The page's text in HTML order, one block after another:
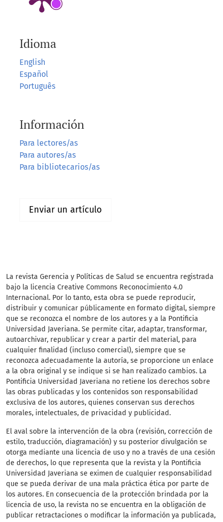
Idioma
English
Español
Português
Información
Para lectores/as
Para autores/as
Para bibliotecarios/as
Enviar un artículo
La revista Gerencia y Políticas de Salud se encuentra registrada
bajo la licencia Creative Commons Reconocimiento 4.0
Internacional. Por lo tanto, esta obra se puede reproducir,
distribuir y comunicar públicamente en formato digital, siempre
que se reconozca el nombre de los autores y a la Pontificia
Universidad Javeriana. Se permite citar, adaptar, transformar,
autoarchivar, republicar y crear a partir del material, para
cualquier finalidad (incluso comercial), siempre que se
reconozca adecuadamente la autoría, se proporcione un enlace
a la obra original y se indique si se han realizado cambios. La
Pontificia Universidad Javeriana no retiene los derechos sobre
las obras publicadas y los contenidos son responsabilidad
exclusiva de los autores, quienes conservan sus derechos
morales, intelectuales, de privacidad y publicidad.
El aval sobre la intervención de la obra (revisión, corrección de
estilo, traducción, diagramación) y su posterior divulgación se
otorga mediante una licencia de uso y no a través de una cesión
de derechos, lo que representa que la revista y la Pontificia
Universidad Javeriana se eximen de cualquier responsabilidad
que se pueda derivar de una mala práctica ética por parte de
los autores. En consecuencia de la protección brindada por la
licencia de uso, la revista no se encuentra en la obligación de
publicar retractaciones o modificar la información ya publicada,